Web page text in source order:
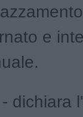
e
dichiara